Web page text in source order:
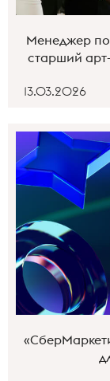
Менеджер по
старший
13.03.2026